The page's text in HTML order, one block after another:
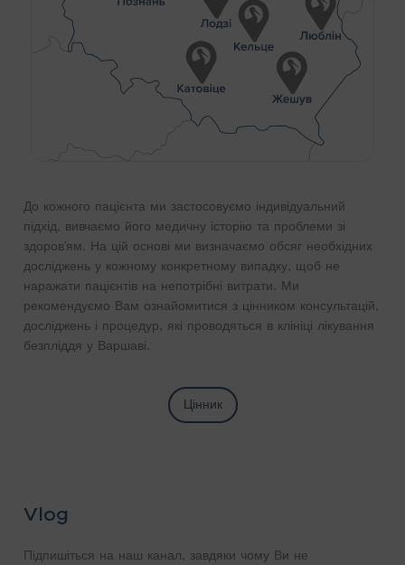
До кожного пацієнта ми застосовуємо індивідуальний
підхід, вивчаємо його медичну історію та проблеми зі
здоров'ям. На цій основі ми визначаємо обсяг необхідних
досліджень у кожному конкретному випадку, щоб не
наражати пацієнтів на непотрібні витрати. Ми
рекомендуємо Вам ознайомитися з цінником консультацій,
досліджень і процедур, які проводяться в клініці лікування
безпліддя у Варшаві.
Цінник
Vlog
Підпишіться на наш канал, завдяки чому Ви не